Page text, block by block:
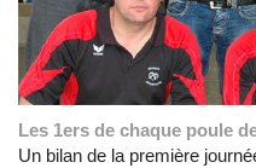
Les 1ers de chaque poule
Un bilan de la première